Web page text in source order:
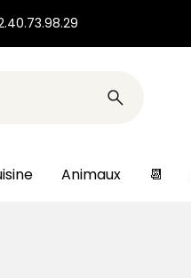
Animaux 📆